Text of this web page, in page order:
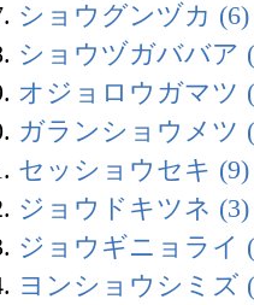
ショウグンヅカ (6)
ショウヅガババア
オジョロウガマツ
ガランショウメツ
セッショウセキ (9)
ジョウドキツネ (3)
ジョウギニョライ
ヨンショウシミズ